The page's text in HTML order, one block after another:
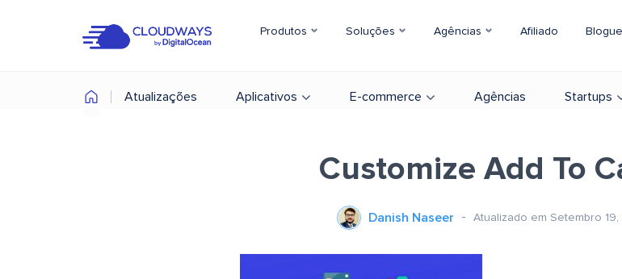
Produtos Soluções Agências Afiliado Blogue
Atualizações Aplicativos E-commerce Agências Startups
Customize Add To
Danish Naseer Atualizado em Setembro 19,